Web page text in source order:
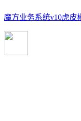
魔方业务系统v10虎皮